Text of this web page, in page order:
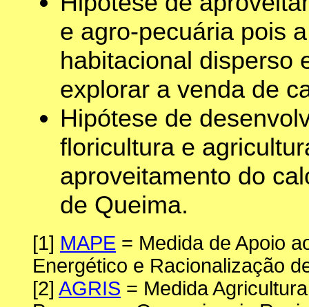
e agro-pecuária pois
habitacional disperso
explorar a venda de
Hipótese de
floricultura e
aproveitamento do
de Queima.
[1] MAPE = Medida de Apoio
Energético e Racionalização
[2] AGRIS = Medida